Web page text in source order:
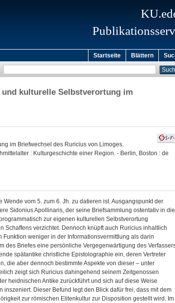
Startseite Blättern
kulturelle Selbstverortung im
im Briefwechsel des Ruricius von Limoges.
: Kulturgeschichte einer Region. - Berlin, Boston : de
vom 5. zum 6. Jh. zu datieren ist. Ausgangspunkt der
Sidonius Apollinaris, der seine Briefsammlung ostentativ in die
zur eigenen kulturellen Selbstverortung
verzichtet. Dennoch knüpft auch Ruricius inhaltlich
weniger in der Informationsvermittlung als darin
des Briefes eine persönliche Vergegenwärtigung des
spätantike christliche Epistolographie ein, deren Vertreter
die aber dennoch bestimmte Aspekte von dieser – unter
zeigt sich Ruricius dahingehend seinem Zeitgenossen
heidnischen Antike zurückführt und sich auf diese Weise
Dieser Befund legt den Blick dafür frei, dass mit dem
zur römischen Elitenkultur zur Disposition gestellt wird. Im